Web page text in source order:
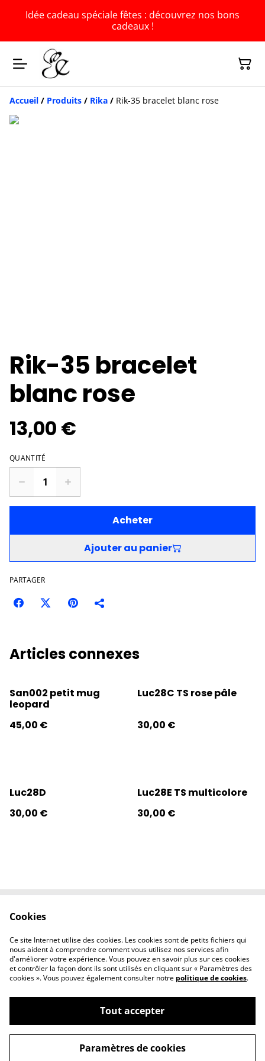
Idée cadeau spéciale fêtes : découvrez nos bons
cadeaux !
Accueil / Produits / Rika / Rik-35 bracelet blanc rose
Rik-35 bracelet
blanc rose
13,00 €
QUANTITÉ
Acheter
Ajouter au panier
PARTAGER
Articles connexes
San002 petit mug
leopard
45,00 €
Luc28C TS rose pâle
30,00 €
Luc28D
30,00 €
Luc28E TS multicolore
30,00 €
Contactez-nous
Politique de
confidentialité
Politique de
cookies
©2026l'éclipse
powered by
Cookies
Ce site Internet utilise des cookies. Les cookies sont de petits fichiers qui
nous aident à comprendre comment vous utilisez nos services afin
d'améliorer votre expérience. Vous pouvez en savoir plus sur ces cookies
et contrôler la façon dont ils sont utilisés en cliquant sur « Paramètres des
cookies ». Vous pouvez également consulter notre politique de cookies.
Tout accepter
Paramètres de cookies